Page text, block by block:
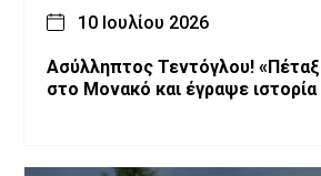
10 Ιουλίου 2026
Ασύλληπτος Τεντόγλου!
στο Μονακό και έγραψε ιστορία